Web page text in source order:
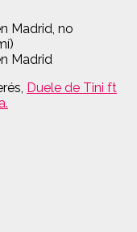
Madrid, no
Madrid
Duele de Tini ft